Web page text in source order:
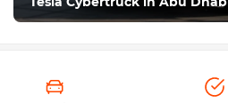
Tesla Cybertruck in Abu Dhabi